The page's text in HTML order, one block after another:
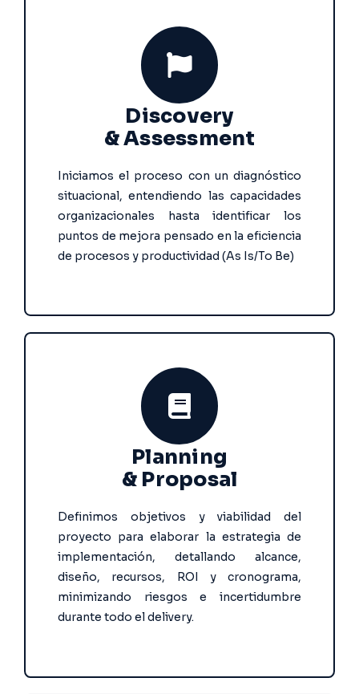
Discovery
& Assessment
Iniciamos el proceso con un diagnóstico
situacional, entendiendo las capacidades
organizacionales hasta identificar los
puntos de mejora pensado en la eficiencia
de procesos y productividad (As Is/To Be)
Planning
& Proposal
Definimos objetivos y viabilidad del
proyecto para elaborar la estrategia de
implementación, detallando alcance,
diseño, recursos, ROI y cronograma,
minimizando riesgos e incertidumbre
durante todo el delivery.